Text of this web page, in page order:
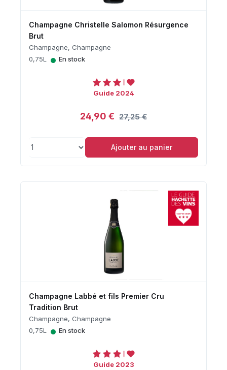
Champagne Christelle Salomon Résurgence
Brut
Champagne, Champagne
0,75L
• En stock
Guide 2024
24,90 € 27,25 €
Ajouter au panier
Champagne Labbé et fils Premier Cru
Tradition Brut
Champagne, Champagne
0,75L
• En stock
Guide 2023